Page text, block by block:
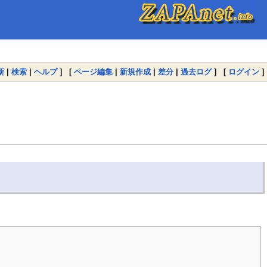
| 検索 | ヘルプ] [ ページ編集 | 新規作成 | 差分 | 過去ログ] [ ログイン ]